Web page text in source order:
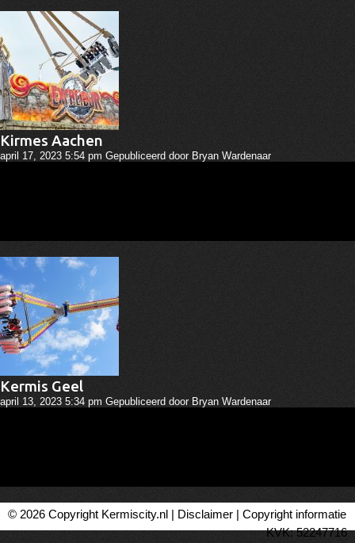
Kirmes Aachen
april 17, 2023 5:54 pm Gepubliceerd door Bryan Wardenaar
Kermis Geel
april 13, 2023 5:34 pm Gepubliceerd door Bryan Wardenaar
© 2026 Copyright Kermiscity.nl | Disclaimer
Copyright informatie
KVK: 52247716